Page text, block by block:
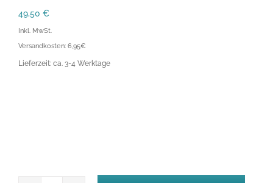
49,50 €
Inkl. MwSt.
Versandkosten: 6,95€
Lieferzeit: ca. 3-4 Werktage